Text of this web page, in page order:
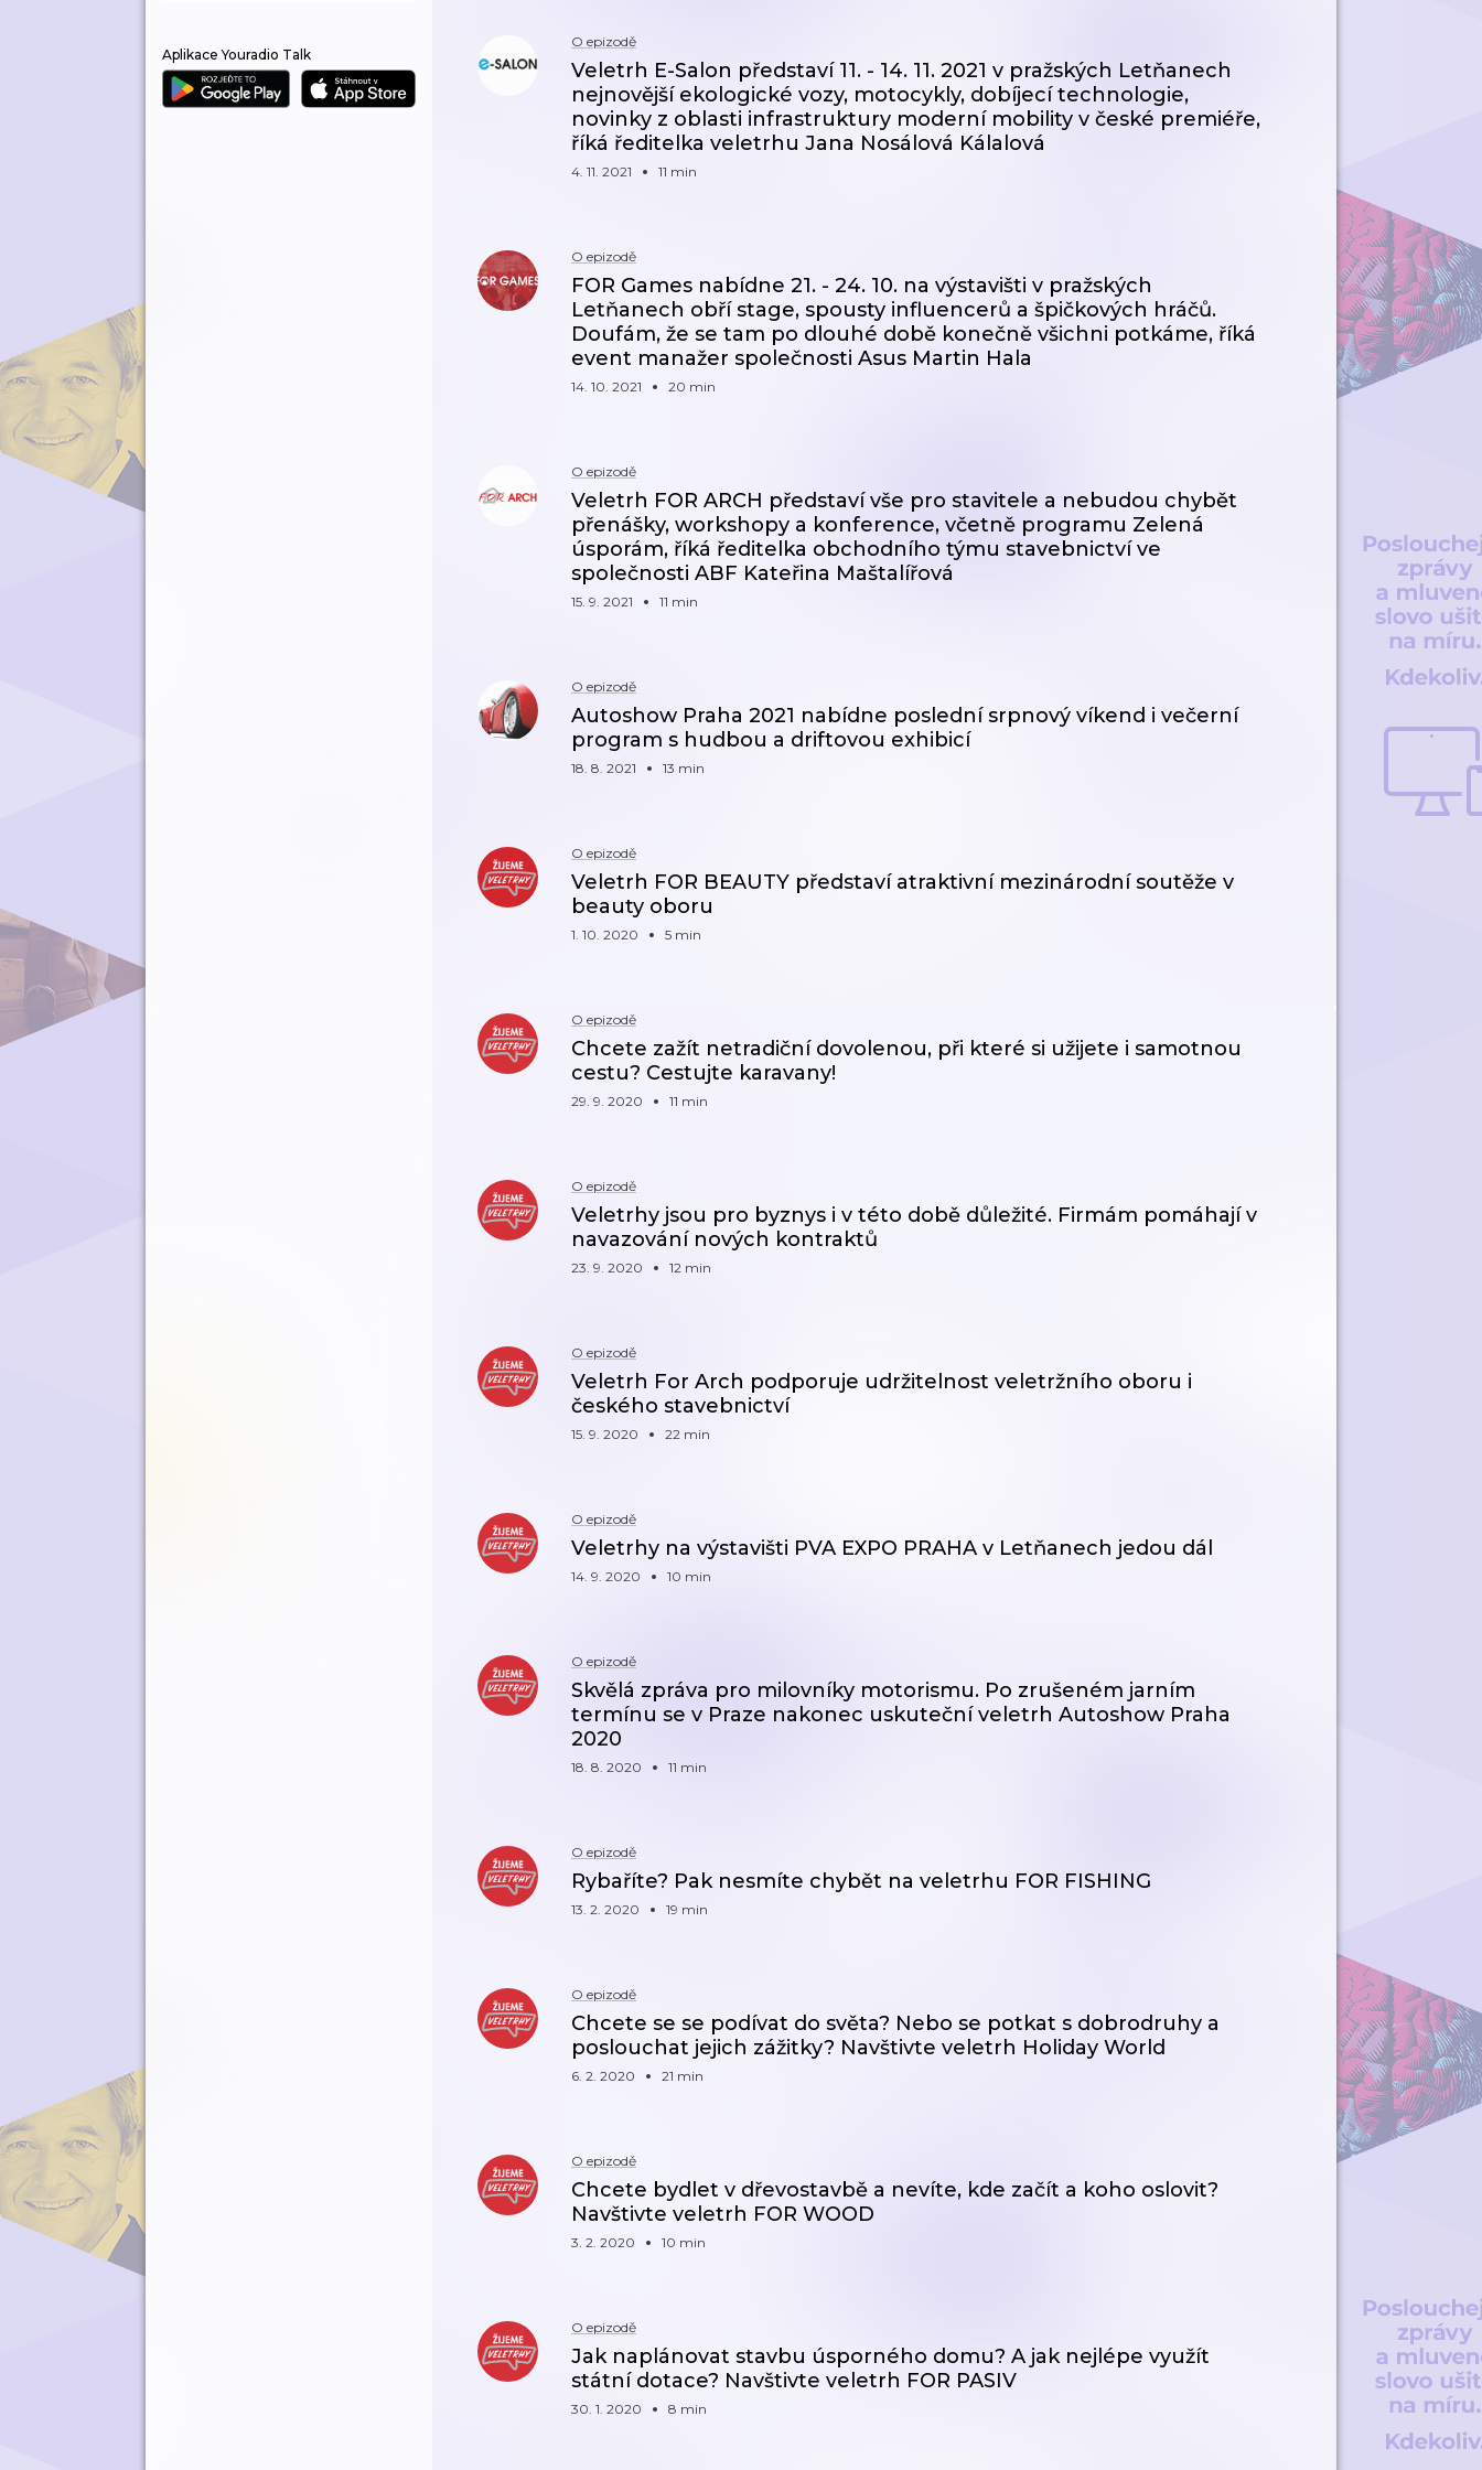
Aplikace Youradio Talk
O epizodě
Veletrh E-Salon představí 11. - 14. 11. 2021 v pražských Letňanech
nejnovější ekologické vozy, motocykly, dobíjecí technologie,
novinky z oblasti infrastruktury moderní mobility v české premiéře,
říká ředitelka veletrhu Jana Nosálová Kálalová
4. 11. 2021 11 min
O epizodě
FOR Games nabídne 21. - 24. 10. na výstavišti v pražských
Letňanech obří stage, spousty influencerů a špičkových hráčů.
Doufám, že se tam po dlouhé době konečně všichni potkáme, říká
event manažer společnosti Asus Martin Hala
14. 10. 2021 20 min
O epizodě
Veletrh FOR ARCH představí vše pro stavitele a nebudou chybět
přenášky, workshopy a konference, včetně programu Zelená
úsporám, říká ředitelka obchodního týmu stavebnictví ve
společnosti ABF Kateřina Maštalířová
15. 9. 2021 11 min
O epizodě
Autoshow Praha 2021 nabídne poslední srpnový víkend i večerní
program s hudbou a driftovou exhibicí
18. 8. 2021 13 min
O epizodě
Veletrh FOR BEAUTY představí atraktivní mezinárodní soutěže v
beauty oboru
1. 10. 2020 5 min
O epizodě
Chcete zažít netradiční dovolenou, při které si užijete i samotnou
cestu? Cestujte karavany!
29. 9. 2020 11 min
O epizodě
Veletrhy jsou pro byznys i v této době důležité. Firmám pomáhají v
navazování nových kontraktů
23. 9. 2020 12 min
O epizodě
Veletrh For Arch podporuje udržitelnost veletržního oboru i
českého stavebnictví
15. 9. 2020 22 min
O epizodě
Veletrhy na výstavišti PVA EXPO PRAHA v Letňanech jedou dál
14. 9. 2020 10 min
O epizodě
Skvělá zpráva pro milovníky motorismu. Po zrušeném jarním
termínu se v Praze nakonec uskuteční veletrh Autoshow Praha
2020
18. 8. 2020 11 min
O epizodě
Rybaříte? Pak nesmíte chybět na veletrhu FOR FISHING
13. 2. 2020 19 min
O epizodě
Chcete se se podívat do světa? Nebo se potkat s dobrodruhy a
poslouchat jejich zážitky? Navštivte veletrh Holiday World
6. 2. 2020 21 min
O epizodě
Chcete bydlet v dřevostavbě a nevíte, kde začít a koho oslovit?
Navštivte veletrh FOR WOOD
3. 2. 2020 10 min
O epizodě
Jak naplánovat stavbu úsporného domu? A jak nejlépe využít
státní dotace? Navštivte veletrh FOR PASIV
30. 1. 2020 8 min